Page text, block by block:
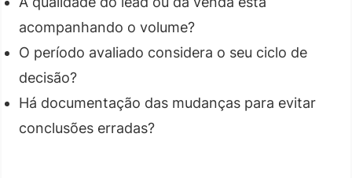
acompanhando o volume?
O período avaliado considera o seu ciclo de
decisão?
Há documentação das mudanças para evitar
conclusões erradas?